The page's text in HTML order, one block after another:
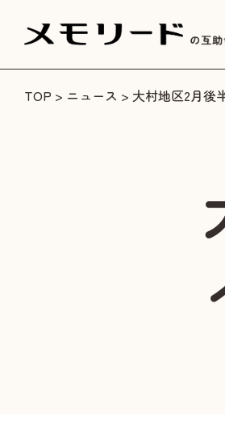
TOP > ニュース > 大村地区2月後